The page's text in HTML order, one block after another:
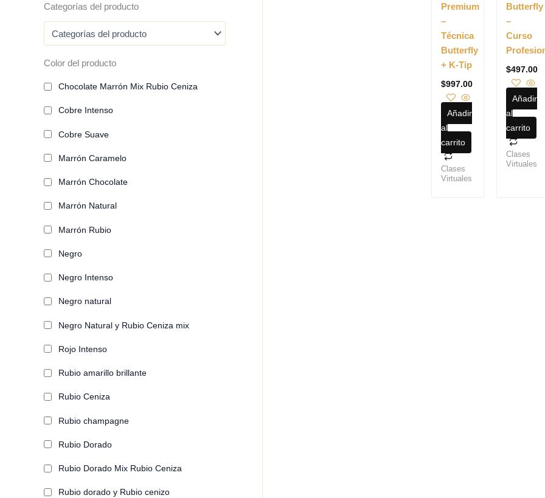
Categorías del producto
Color del producto
Chocolate Marrón Mix Rubio Ceniza
Cobre Intenso
Cobre Suave
Marrón Caramelo
Marrón Chocolate
Marrón Natural
Marrón Rubio
Negro
Negro Intenso
Negro natural
Negro Natural y Rubio Ceniza mix
Rojo Intenso
Rubio amarillo brillante
Rubio Ceniza
Rubio champagne
Rubio Dorado
Rubio Dorado Mix Rubio Ceniza
Rubio dorado y Rubio cenizo
Premium
–
Técnica
Butterfly
+ K-Tip
$997.00
Añadir
al
carrito
Clases
Virtuales
Butterfly
–
Curso
$497.00
Añadir
al
carrito
Clases
Virtuales